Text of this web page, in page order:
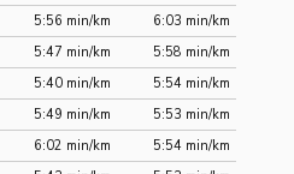
5:56 min/km
6:03 min/km
5:47 min/km
5:58 min/km
5:40 min/km
5:54 min/km
5:49 min/km
5:53 min/km
6:02 min/km
5:54 min/km